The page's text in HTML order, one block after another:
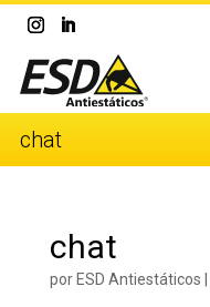
chat
chat
porESD Antiestáticos |